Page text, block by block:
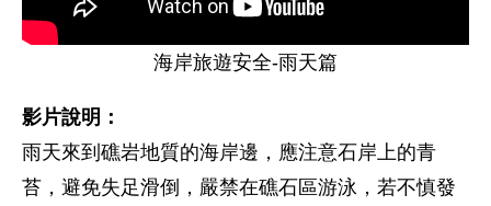
海岸旅遊安全-雨天篇
影片說明：
雨天來到礁岩地質的海岸邊，應注意石岸上的青
苔，避免失足滑倒，嚴禁在礁石區游泳，若不慎發